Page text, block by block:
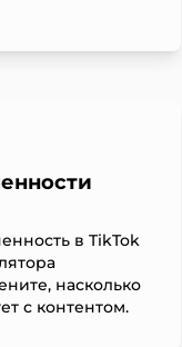
в TikTok
насколько
с контентом.